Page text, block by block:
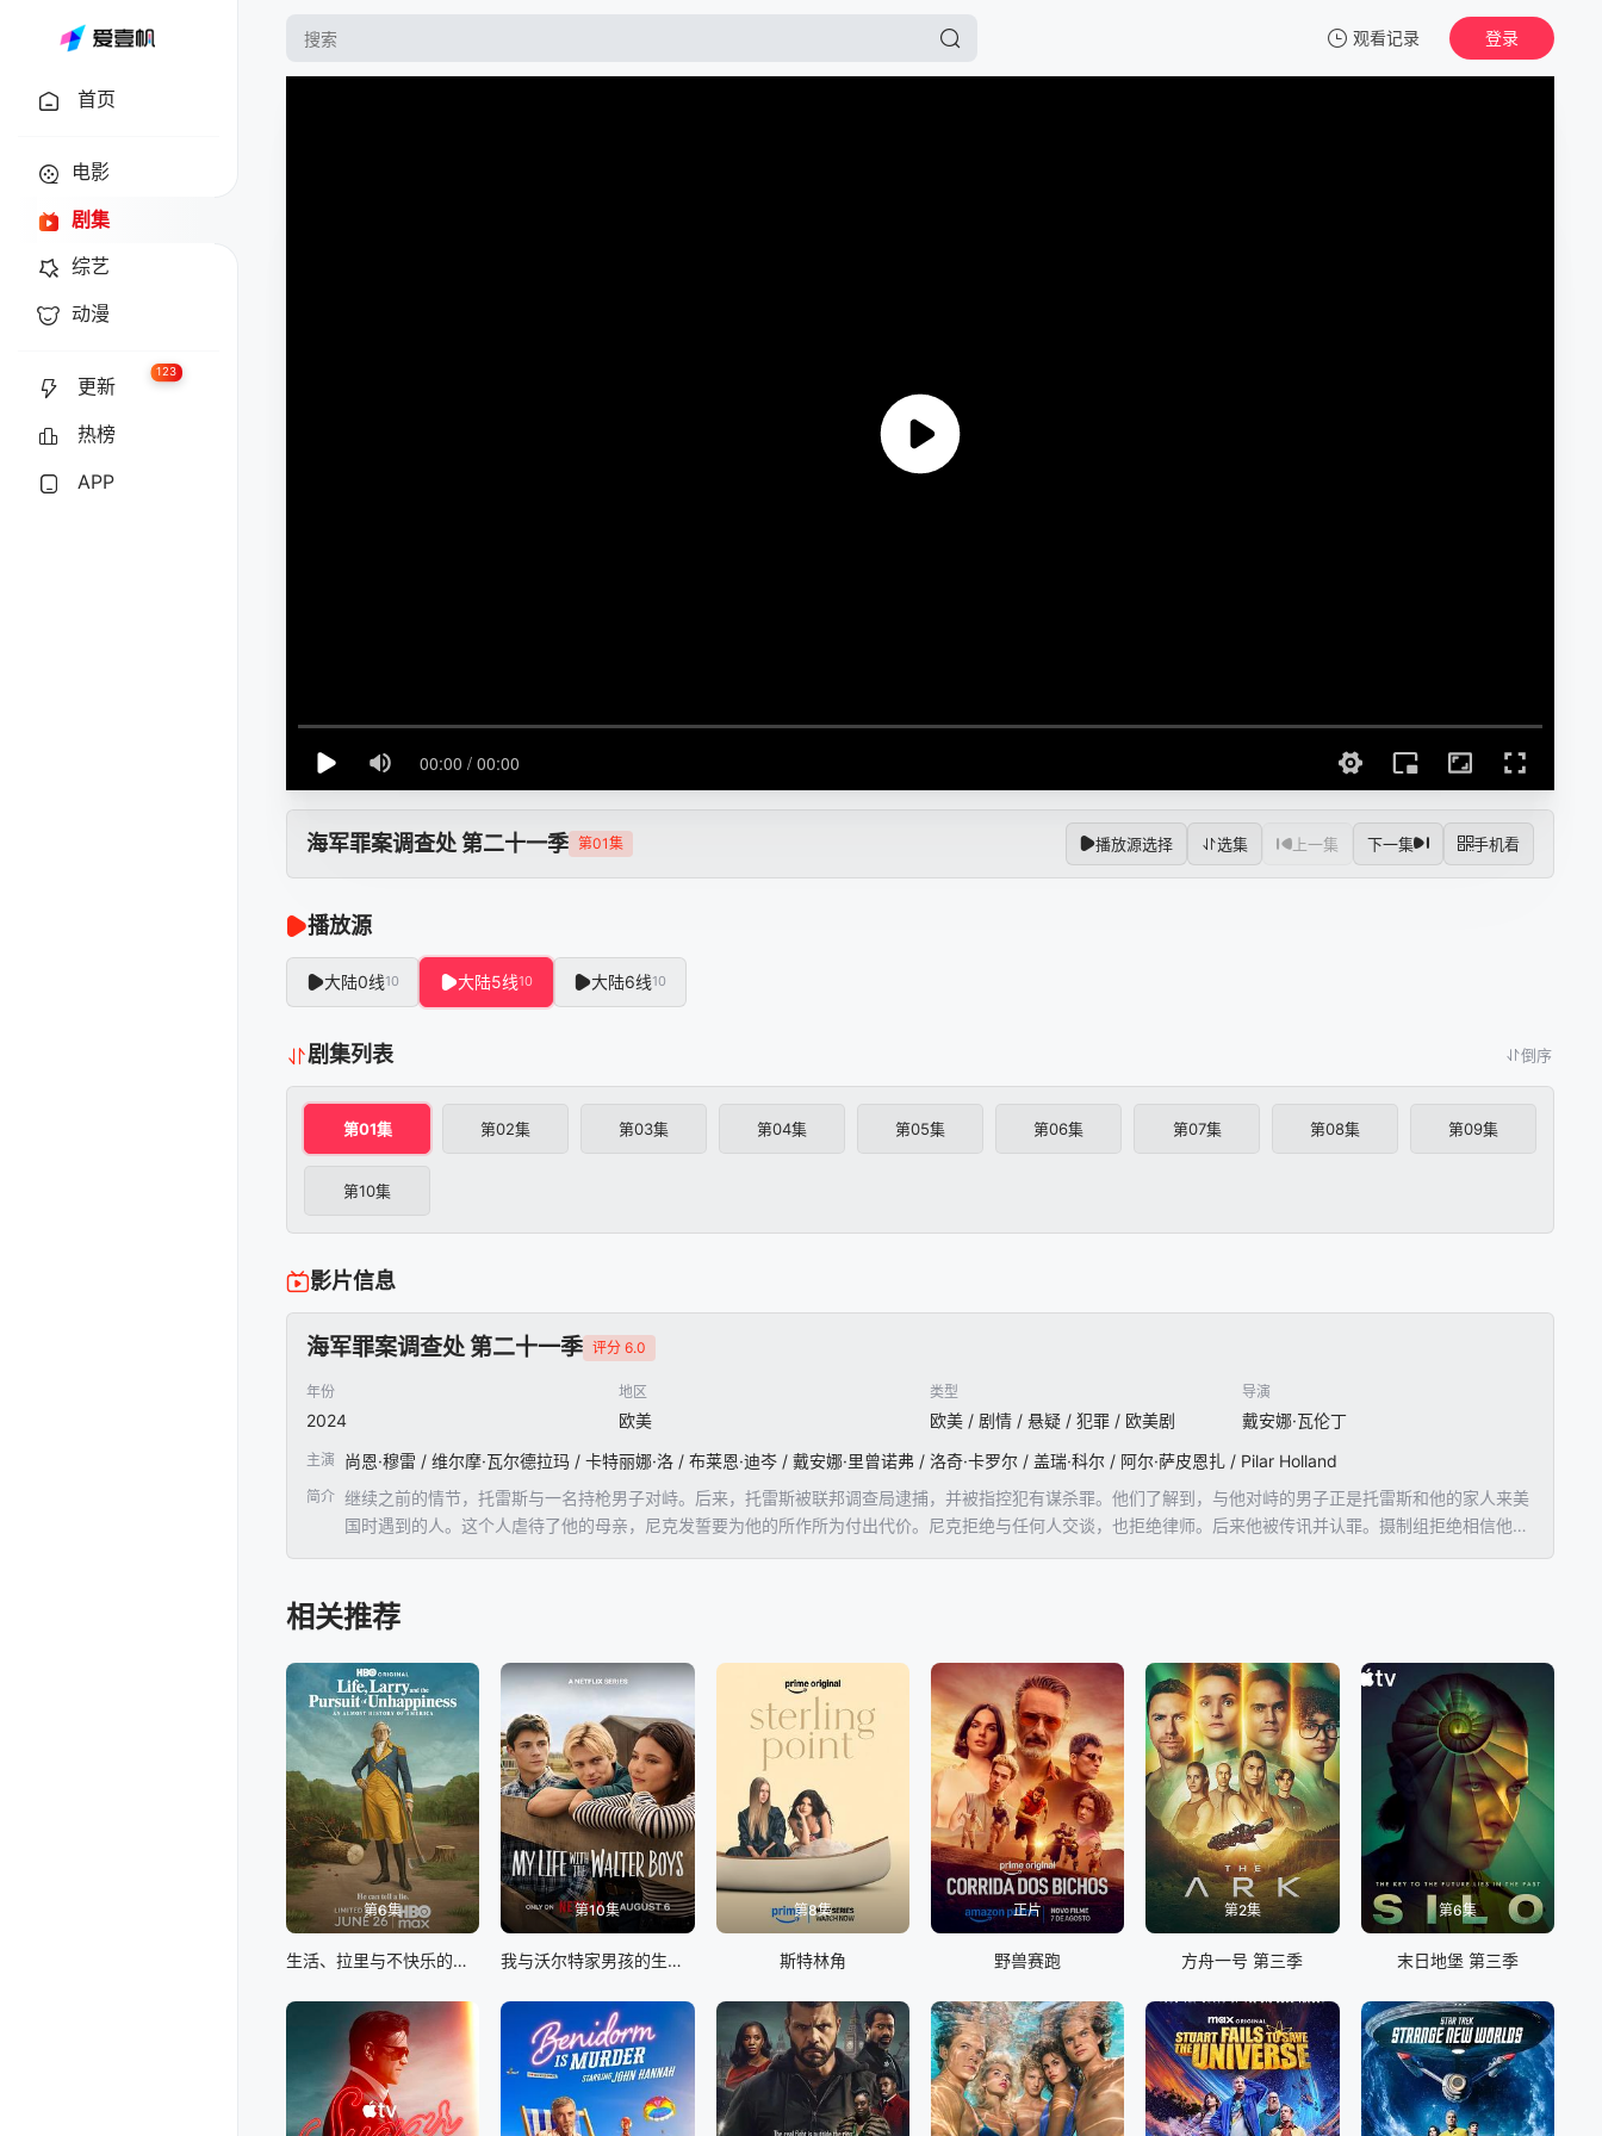
观看记录 登录
首页
电影
剧集
综艺
动漫
更新
123
热榜
APP
海军罪案调查处 第二十一季 第01集 播放源选择 选集 上一集 下一集 手机看
播放源
大陆0线10 大陆5线10 大陆6线10
剧集列表 倒序
第01集 第02集 第03集 第04集 第05集 第06集 第07集 第08集 第09集
第10集
影片信息
海军罪案调查处 第二十一季 评分 6.0
年份
2024
地区
欧美
类型
欧美 / 剧情 / 悬疑 / 犯罪 / 欧美剧
导演
戴安娜·瓦伦丁
主演 尚恩·穆雷 / 维尔摩·瓦尔德拉玛 / 卡特丽娜·洛 / 布莱恩·迪岑 / 戴安娜·里曾诺弗 / 洛奇·卡罗尔 / 盖瑞·科尔 / 阿尔·萨皮恩扎 / Pilar Holland
简介 继续之前的情节，托雷斯与一名持枪男子对峙。后来，托雷斯被联邦调查局逮捕，并被指控犯有谋杀罪。他们了解到，与他对峙的男子正是托雷斯和他的家人来美
国时遇到的人。这个人虐待了他的母亲，尼克发誓要为他的所作所为付出代价。尼克拒绝与任何人交谈，也拒绝律师。后来他被传讯并认罪。摄制组拒绝相信他有
相关推荐
第6集
生活、拉里与不快乐的追求：一部美国史
第10集
我与沃尔特家男孩的生活 第三季
第8集
斯特林角
正片
野兽赛跑
第2集
方舟一号 第三季
第6集
末日地堡 第三季